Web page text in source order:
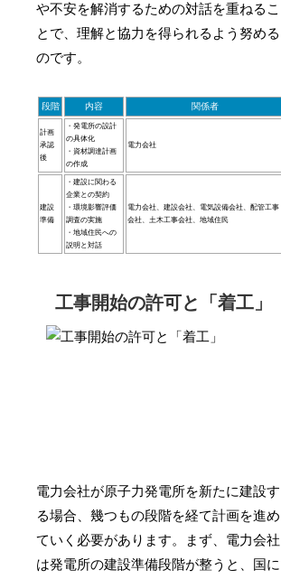
や不安を解消するための対話を重ねるこ
とで、理解と協力を得られるよう努める
のです。
段階 内容 関係者
計画
承認
後
・発電所の設計
の具体化
・資材調達計画
の作成
電力会社
建設
準備
・建設に関わる
企業との契約
・環境影響評価
調査の実施
・地域住民への
説明と対話
電力会社、建設会社、電気設備会社、配管工事
会社、土木工事会社、地域住民
工事開始の許可と「着工」
電力会社が原子力発電所を新たに建設す
る場合、幾つもの段階を経て計画を進め
ていく必要があります。まず、電力会社
は発電所の建設準備段階が整うと、国に